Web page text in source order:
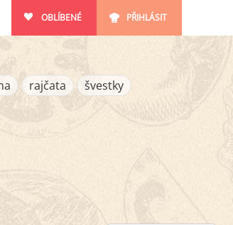
OBLÍBENÉ PŘIHLÁSIT
rajčata
švestky